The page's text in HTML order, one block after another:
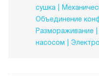
сушка
Объединение
Размораживание
насосом